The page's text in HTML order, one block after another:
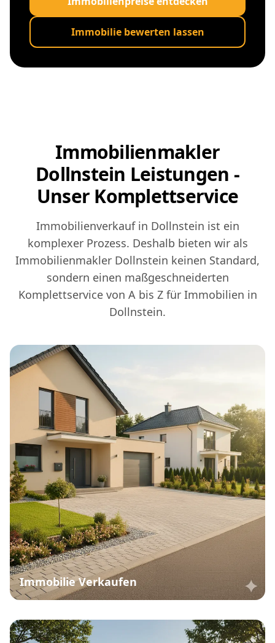
Immobilie bewerten lassen
Immobilienmakler
Dollnstein Leistungen -
Unser Komplettservice
Immobilienverkauf in Dollnstein ist ein
komplexer Prozess. Deshalb bieten wir als
Immobilienmakler Dollnstein keinen Standard,
sondern einen maßgeschneiderten
Komplettservice von A bis Z für Immobilien in
Dollnstein.
Immobilie Verkaufen